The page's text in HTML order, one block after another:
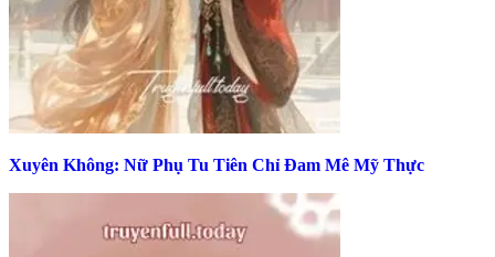
Xuyên Không: Nữ Phụ Tu Tiên Chỉ Đam Mê Mỹ Thực